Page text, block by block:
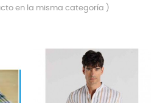
en la misma categoría )